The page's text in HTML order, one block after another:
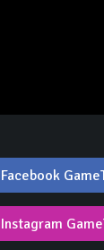
Facebook
Instagram